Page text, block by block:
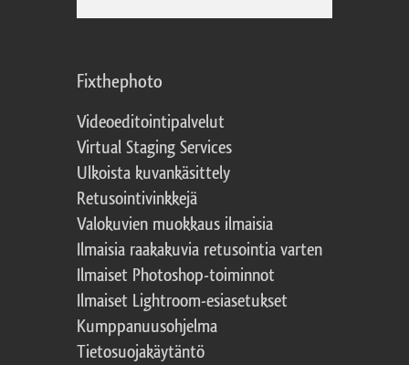
Fixthephoto
Videoeditointipalvelut
Virtual Staging Services
Ulkoista kuvankäsittely
Retusointivinkkejä
Valokuvien muokkaus ilmaisia
Ilmaisia raakakuvia retusointia varten
Ilmaiset Photoshop-toiminnot
Ilmaiset Lightroom-esiasetukset
Kumppanuusohjelma
Tietosuojakäytäntö